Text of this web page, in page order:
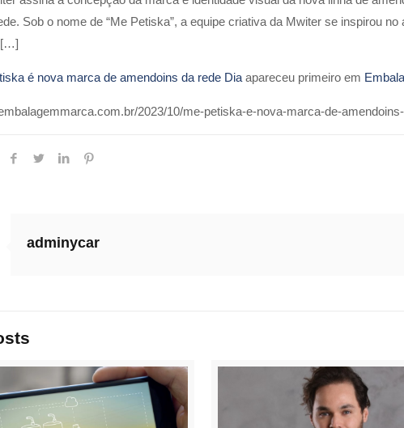
Sob o nome de “Me Petiska”, a equipe criativa da Mwiter se inspirou
[…]
é nova marca de amendoins da rede Diaapareceu primeiro em
2023/10/me-petiska-e-nova-marca-de-
adminycar